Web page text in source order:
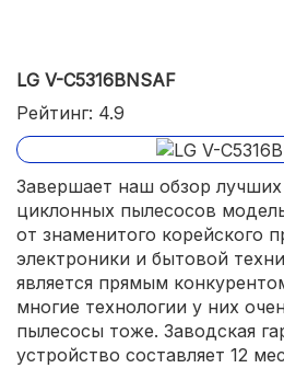
LG V-C5316BNSAF
Рейтинг: 4.9
Завершает наш обзор лучших
циклонных пылесосов
от знаменитого корейского
электроники и бытовой
является прямым
многие технологии у них
пылесосы тоже. Заводская
устройство составляет 12